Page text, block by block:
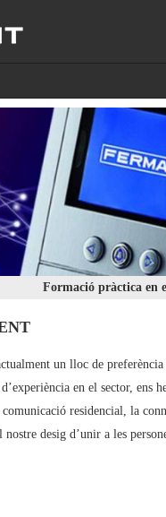
Formació pràctica en
un lloc de preferència
en el sector, ens
residencial, la
desig d’unir a les